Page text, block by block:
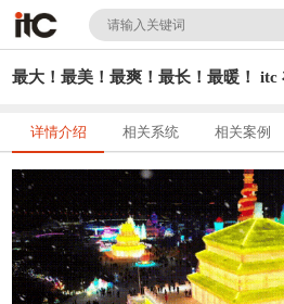
最大！最美！最爽！最长！最暖！ itc
详情介绍 相关系统 相关案例